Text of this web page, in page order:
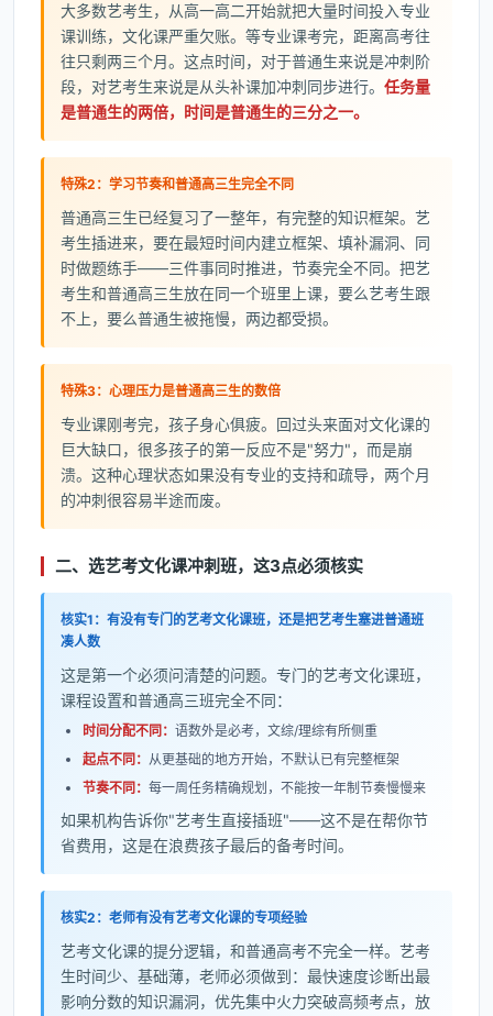
大多数艺考生，从高一高二开始就把大量时间投入专业
课训练，文化课严重欠账。等专业课考完，距离高考往
往只剩两三个月。这点时间，对于普通生来说是冲刺阶
段，对艺考生来说是从头补课加冲刺同步进行。 任务量
是普通生的两倍，时间是普通生的三分之一。
特殊2：学习节奏和普通高三生完全不同
普通高三生已经复习了一整年，有完整的知识框架。艺
考生插进来，要在最短时间内建立框架、填补漏洞、同
时做题练手——三件事同时推进，节奏完全不同。把艺
考生和普通高三生放在同一个班里上课，要么艺考生跟
不上，要么普通生被拖慢，两边都受损。
特殊3：心理压力是普通高三生的数倍
专业课刚考完，孩子身心俱疲。回过头来面对文化课的
巨大缺口，很多孩子的第一反应不是"努力"，而是崩
溃。这种心理状态如果没有专业的支持和疏导，两个月
的冲刺很容易半途而废。
二、选艺考文化课冲刺班，这3点必须核实
核实1：有没有专门的艺考文化课班，还是把艺考生塞进普通班
凑人数
这是第一个必须问清楚的问题。专门的艺考文化课班，
课程设置和普通高三班完全不同：
时间分配不同： 语数外是必考，文综/理综有所侧重
起点不同： 从更基础的地方开始，不默认已有完整框架
节奏不同： 每一周任务精确规划，不能按一年制节奏慢慢来
如果机构告诉你"艺考生直接插班"——这不是在帮你节
省费用，这是在浪费孩子最后的备考时间。
核实2：老师有没有艺考文化课的专项经验
艺考文化课的提分逻辑，和普通高考不完全一样。艺考
生时间少、基础薄，老师必须做到：最快速度诊断出最
影响分数的知识漏洞，优先集中火力突破高频考点，放